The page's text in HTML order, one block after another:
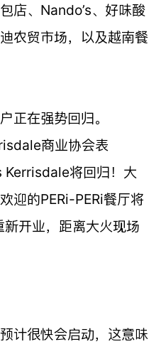
店、Nando’s、好味酸
农贸市场，以及越南餐
正在强势回归。
商业协会表
Kerrisdale将回归！大
迎的PERi-PERi餐厅将
开业，距离大火现场
计很快会启动，这意味